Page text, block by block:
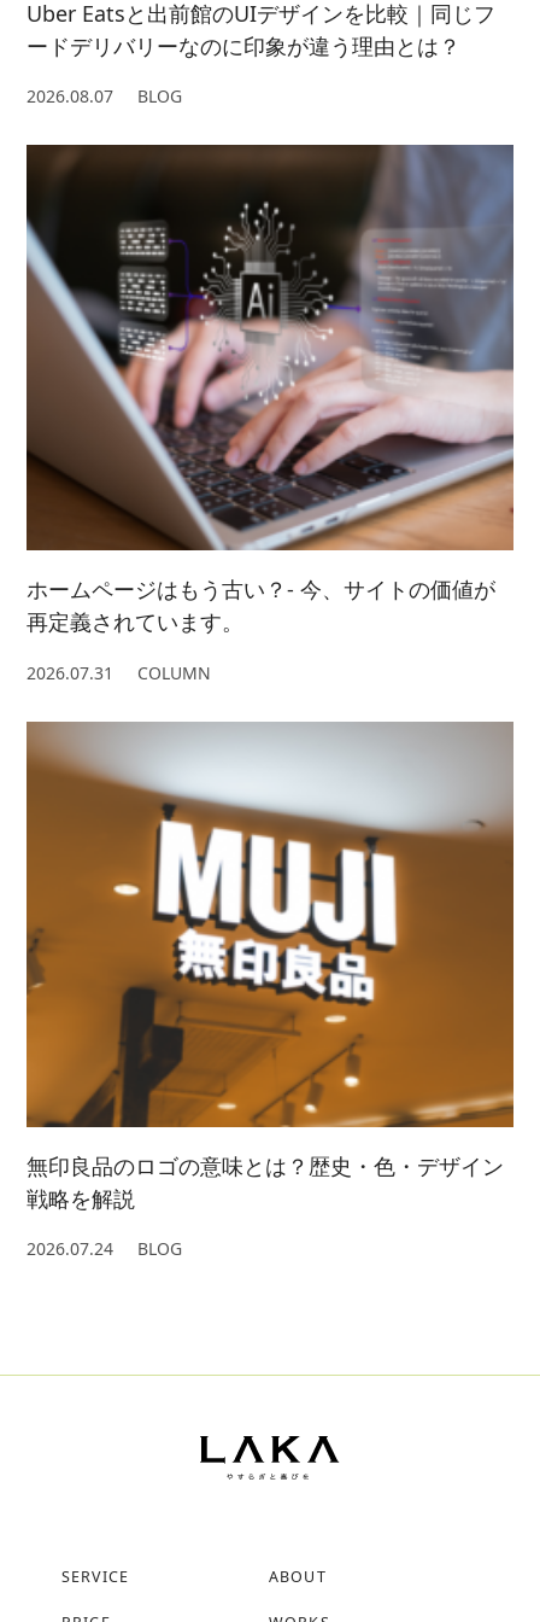
Uber Eatsと出前館のUIデザインを比較｜同じフ
ードデリバリーなのに印象が違う理由とは？
2026.08.07 BLOG
ホームページはもう古い？- 今、サイトの価値が
再定義されています。
2026.07.31 COLUMN
無印良品のロゴの意味とは？歴史・色・デザイン
戦略を解説
2026.07.24 BLOG
SERVICE ABOUT